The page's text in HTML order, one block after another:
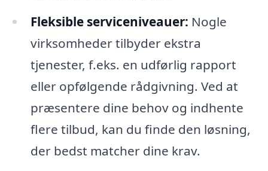
Fleksible serviceniveauer: Nogle
virksomheder tilbyder ekstra
tjenester, f.eks. en udførlig rapport
eller opfølgende rådgivning. Ved at
præsentere dine behov og indhente
flere tilbud, kan du finde den løsning,
der bedst matcher dine krav.